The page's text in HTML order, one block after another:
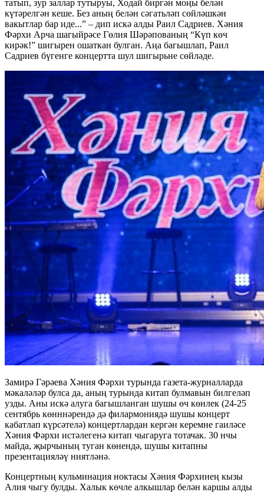
татып, зур заллар тутыруы, Ходай биргән моңы белән
күтәрелгән кеше. Без аның белән сәгатьләп сөйләшкән
вакытлар бар иде...” – дип искә алды Раил Садриев. Хәния
Фәрхи Арча шагыйрәсе Гөлия Шәрәпованың “Күп көч
кирәк!” шигырен ошаткан булган. Аңа багышлап, Раил
Садриев бүгенге концертта шул шигырьне сөйләде.
Замирә Гәрәева Хәния Фәрхи турында газета-журналларда
мәкаләләр булса да, аның турында китап булмавын билгеләп
узды. Аны искә алуга багышланган шушы өч көнлек (24-25
сентябрь көнннәрендә дә филармониядә шушы концерт
кабатлап күрсәтелә) концертлардан кергән керемне гаиләсе
Хәния Фәрхи истәлегенә китап чыгаруга тотачак. 30 нчы
майда, җырчының туган көнендә, шушы китапны
презентацияләү ниятләнә.
Концертның кульминация ноктасы Хәния Фәрхинең кызы
Алия чыгу булды. Халык көчле алкышлар белән каршы алды